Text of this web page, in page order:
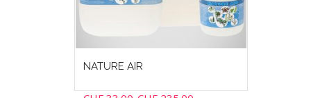
NATURE AIR